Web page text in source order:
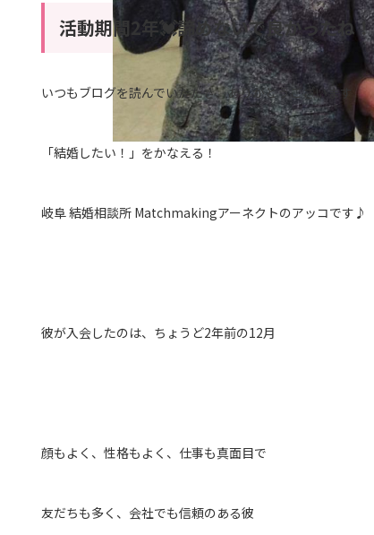
活動期間2年💓諦めないで良かったね！
いつもブログを読んでいただき、ありがとうございます
「結婚したい！」をかなえる！
岐阜 結婚相談所 Matchmakingアーネクトのアッコです♪
彼が入会したのは、ちょうど2年前の12月
顔もよく、性格もよく、仕事も真面目で
友だちも多く、会社でも信頼のある彼